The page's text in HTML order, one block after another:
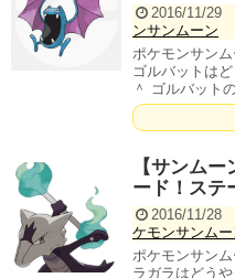
2016/11/29
ンサンムーン
ポケモンサン
ゴルバットは
＾ ゴルバット
【サンム
ード！ステ
2016/11/28
ケモンサンムー
ポケモンサン
ラガラはどう